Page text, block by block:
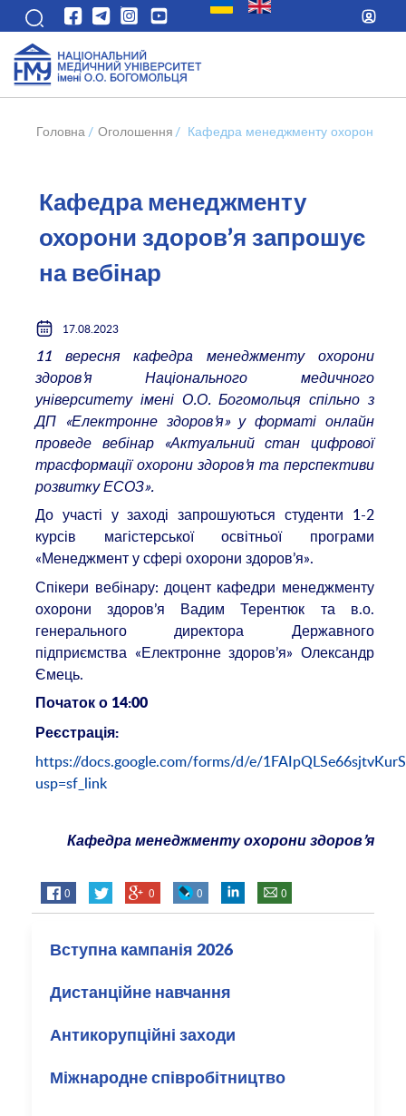
Головна / Оголошення / Кафедра менеджменту охорони
Кафедра менеджменту
охорони здоров’я запрошує
на вебінар
17.08.2023
11 вересня кафедра менеджменту охорони
здоров’я Національного медичного
університету імені О.О. Богомольця спільно з
ДП «Електронне здоров’я» у форматі онлайн
проведе вебінар «Актуальний стан цифрової
трасформації охорони здоров’я та перспективи
розвитку ЕСОЗ».
До участі у заході запрошуються студенти 1-2
курсів магістерської освітньої програми
«Менеджмент у сфері охорони здоров’я».
Спікери вебінару: доцент кафедри менеджменту
охорони здоров’я Вадим Терентюк та в.о.
генерального директора Державного
підприємства «Електронне здоров’я» Олександр
Ємець.
Початок о 14:00
Реєстрація:
https://docs.google.com/forms/d/e/
usp=sf_link
Кафедра менеджменту охорони здоров’я
0 0 0 0
Вступна кампанія 2026
Дистанційне навчання
Антикорупційні заходи
Міжнародне співробітництво